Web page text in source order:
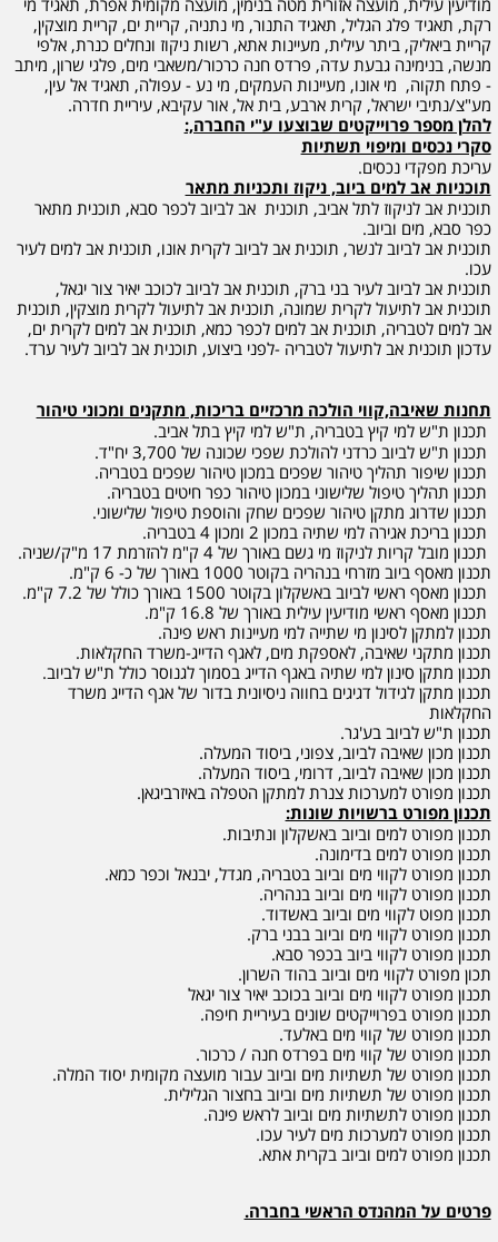
מודיעין עילית, מועצה אזורית מטה בנימין, מועצה מקומית אפרת, תאגיד מי
רקת, תאגיד פלג הגליל, תאגיד התנור, מי נתניה, קריית ים, קריית מוצקין,
קריית ביאליק, ביתר עילית, מעיינות אתא, רשות ניקוז ונחלים כנרת, אלפי
מנשה, בנימינה גבעת עדה, פרדס חנה כרכור/משאבי מים, פלגי שרון, מיתב
- פתח תקוה, מי אונו, מעיינות העמקים, מי נע - עפולה, תאגיד אל עין,
מע"צ/נתיבי ישראל, קרית ארבע, בית אל, אור עקיבא, עיריית חדרה.
להלן מספר פרוייקטים שבוצעו ע"י החברה,:
סקרי נכסים ומיפוי תשתיות
עריכת מפקדי נכסים.
תוכניות אב למים ביוב, ניקוז ותכניות מתאר
תוכנית אב לניקוז לתל אביב, תוכנית אב לביוב לכפר סבא, תוכנית מתאר
כפר סבא, מים וביוב.
תוכנית אב לביוב לנשר, תוכנית אב לביוב לקרית אונו, תוכנית אב למים לעיר
עכו.
תוכנית אב לביוב לעיר בני ברק, תוכנית אב לביוב לכוכב יאיר צור יגאל,
תוכנית אב לתיעול לקרית שמונה, תוכנית אב לתיעול לקרית מוצקין, תוכנית
אב למים לטבריה, תוכנית אב למים לכפר כמא, תוכנית אב למים לקרית ים,
עדכון תוכנית אב לתיעול לטבריה -לפני ביצוע, תוכנית אב לביוב לעיר ערד.
תחנות שאיבה,קווי הולכה מרכזיים בריכות, מתקנים ומכוני טיהור
תכנון ת"ש למי קיץ בטבריה, ת"ש למי קיץ בתל אביב.
תכנון ת"ש לביוב כרדני להולכת שפכי שכונה של 3,700 יח"ד.
תכנון שיפור תהליך טיהור שפכים במכון טיהור שפכים בטבריה.
תכנון תהליך טיפול שלישוני במכון טיהור כפר חיטים בטבריה.
תכנון שדרוג מתקן טיהור שפכים שחק והוספת טיפול שלישוני.
תכנון בריכת אגירה למי שתיה במכון 2 ומכון 4 בטבריה.
תכנון מובל קריות לניקוז מי גשם באורך של 4 ק"מ להזרמת 17 מ"ק/שניה.
תכנון מאסף ביוב מזרחי בנהריה בקוטר 1000 באורך של כ- 6 ק"מ.
תכנון מאסף ראשי לביוב באשקלון בקוטר 1500 באורך כולל של 7.2 ק"מ.
תכנון מאסף ראשי מודיעין עילית באורך של 16.8 ק"מ.
תכנון למתקן לסינון מי שתייה למי מעיינות ראש פינה.
תכנון מתקני שאיבה, לאספקת מים, לאגף הדייג-משרד החקלאות.
תכנון מתקן סינון למי שתיה באגף הדייג בסמוך לגנוסר כולל ת"ש לביוב.
תכנון מתקן לגידול דגיגים בחווה ניסיונית בדור של אגף הדייג משרד
החקלאות
תכנון ת"ש לביוב בע'גר.
תכנון מכון שאיבה לביוב, צפוני, ביסוד המעלה.
תכנון מכון שאיבה לביוב, דרומי, ביסוד המעלה.
תכנון מפורט למערכות צנרת למתקן הטפלה באיזרביגאן.
תכנון מפורט ברשויות שונות:
תכנון מפורט למים וביוב באשקלון ונתיבות.
תכנון מפורט למים בדימונה.
תכנון מפורט לקווי מים וביוב בטבריה, מגדל, יבנאל וכפר כמא.
תכנון מפורט לקווי מים וביוב בנהריה.
תכנון מפוט לקווי מים וביוב באשדוד.
תכנון מפורט לקווי מים וביוב בבני ברק.
תכנון מפורט לקווי ביוב בכפר סבא.
תכון מפורט לקווי מים וביוב בהוד השרון.
תכנון מפורט לקווי מים וביוב בכוכב יאיר צור יגאל
תכנון מפורט בפרוייקטים שונים בעיריית חיפה.
תכנון מפורט של קווי מים באלעד.
תכנון מפורט של קווי מים בפרדס חנה / כרכור.
תכנון מפורט של תשתיות מים וביוב עבור מועצה מקומית יסוד המלה.
תכנון מפורט של תשתיות מים וביוב בחצור הגלילית.
תכנון מפורט לתשתיות מים וביוב לראש פינה.
תכנון מפורט למערכות מים לעיר עכו.
תכנון מפורט למים וביוב בקרית אתא.
פרטים על המהנדס הראשי בחברה.